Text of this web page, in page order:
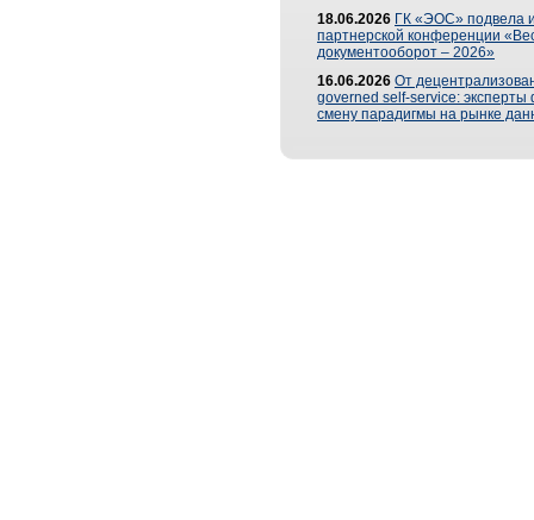
18.06.2026 ГК «ЭОС» подвела
партнерской конференции
документооборот – 2026»
16.06.2026 От
governed self-service: эксперты
смену парадигмы на рынке